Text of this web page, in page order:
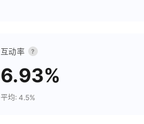
互动率 ?
6.93%
平均: 4.5%